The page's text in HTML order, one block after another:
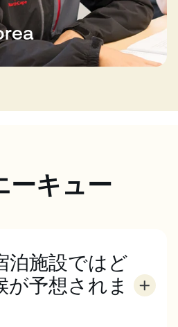
ーキュー
泊施設ではど
予想されま